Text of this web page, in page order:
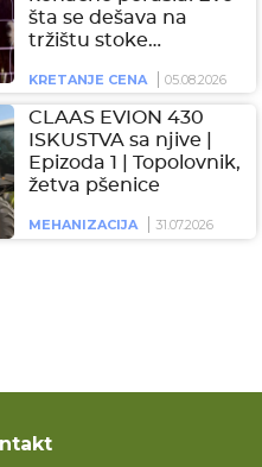
šta se dešava na
tržištu stoke…
KRETANJE CENA 05.08.2026
CLAAS EVION 430
ISKUSTVA sa njive |
Epizoda 1 | Topolovnik,
žetva pšenice
MEHANIZACIJA 31.07.2026